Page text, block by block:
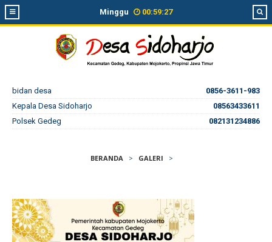
Minggu 00:59:27
bidan desa
0856-3611-983
Kepala Desa Sidoharjo
08563433611
Polsek Gedeg
082131234886
BERANDA > GALERI >